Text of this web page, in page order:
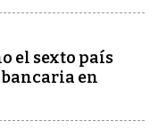
el sexto país
en